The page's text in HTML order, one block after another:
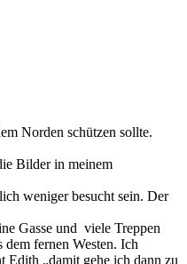
Norden schützen sollte.
Bilder in meinem
weniger besucht sein. Der
Gasse und viele Treppen
fernen Westen. Ich
Edith „damit gehe ich dann zu